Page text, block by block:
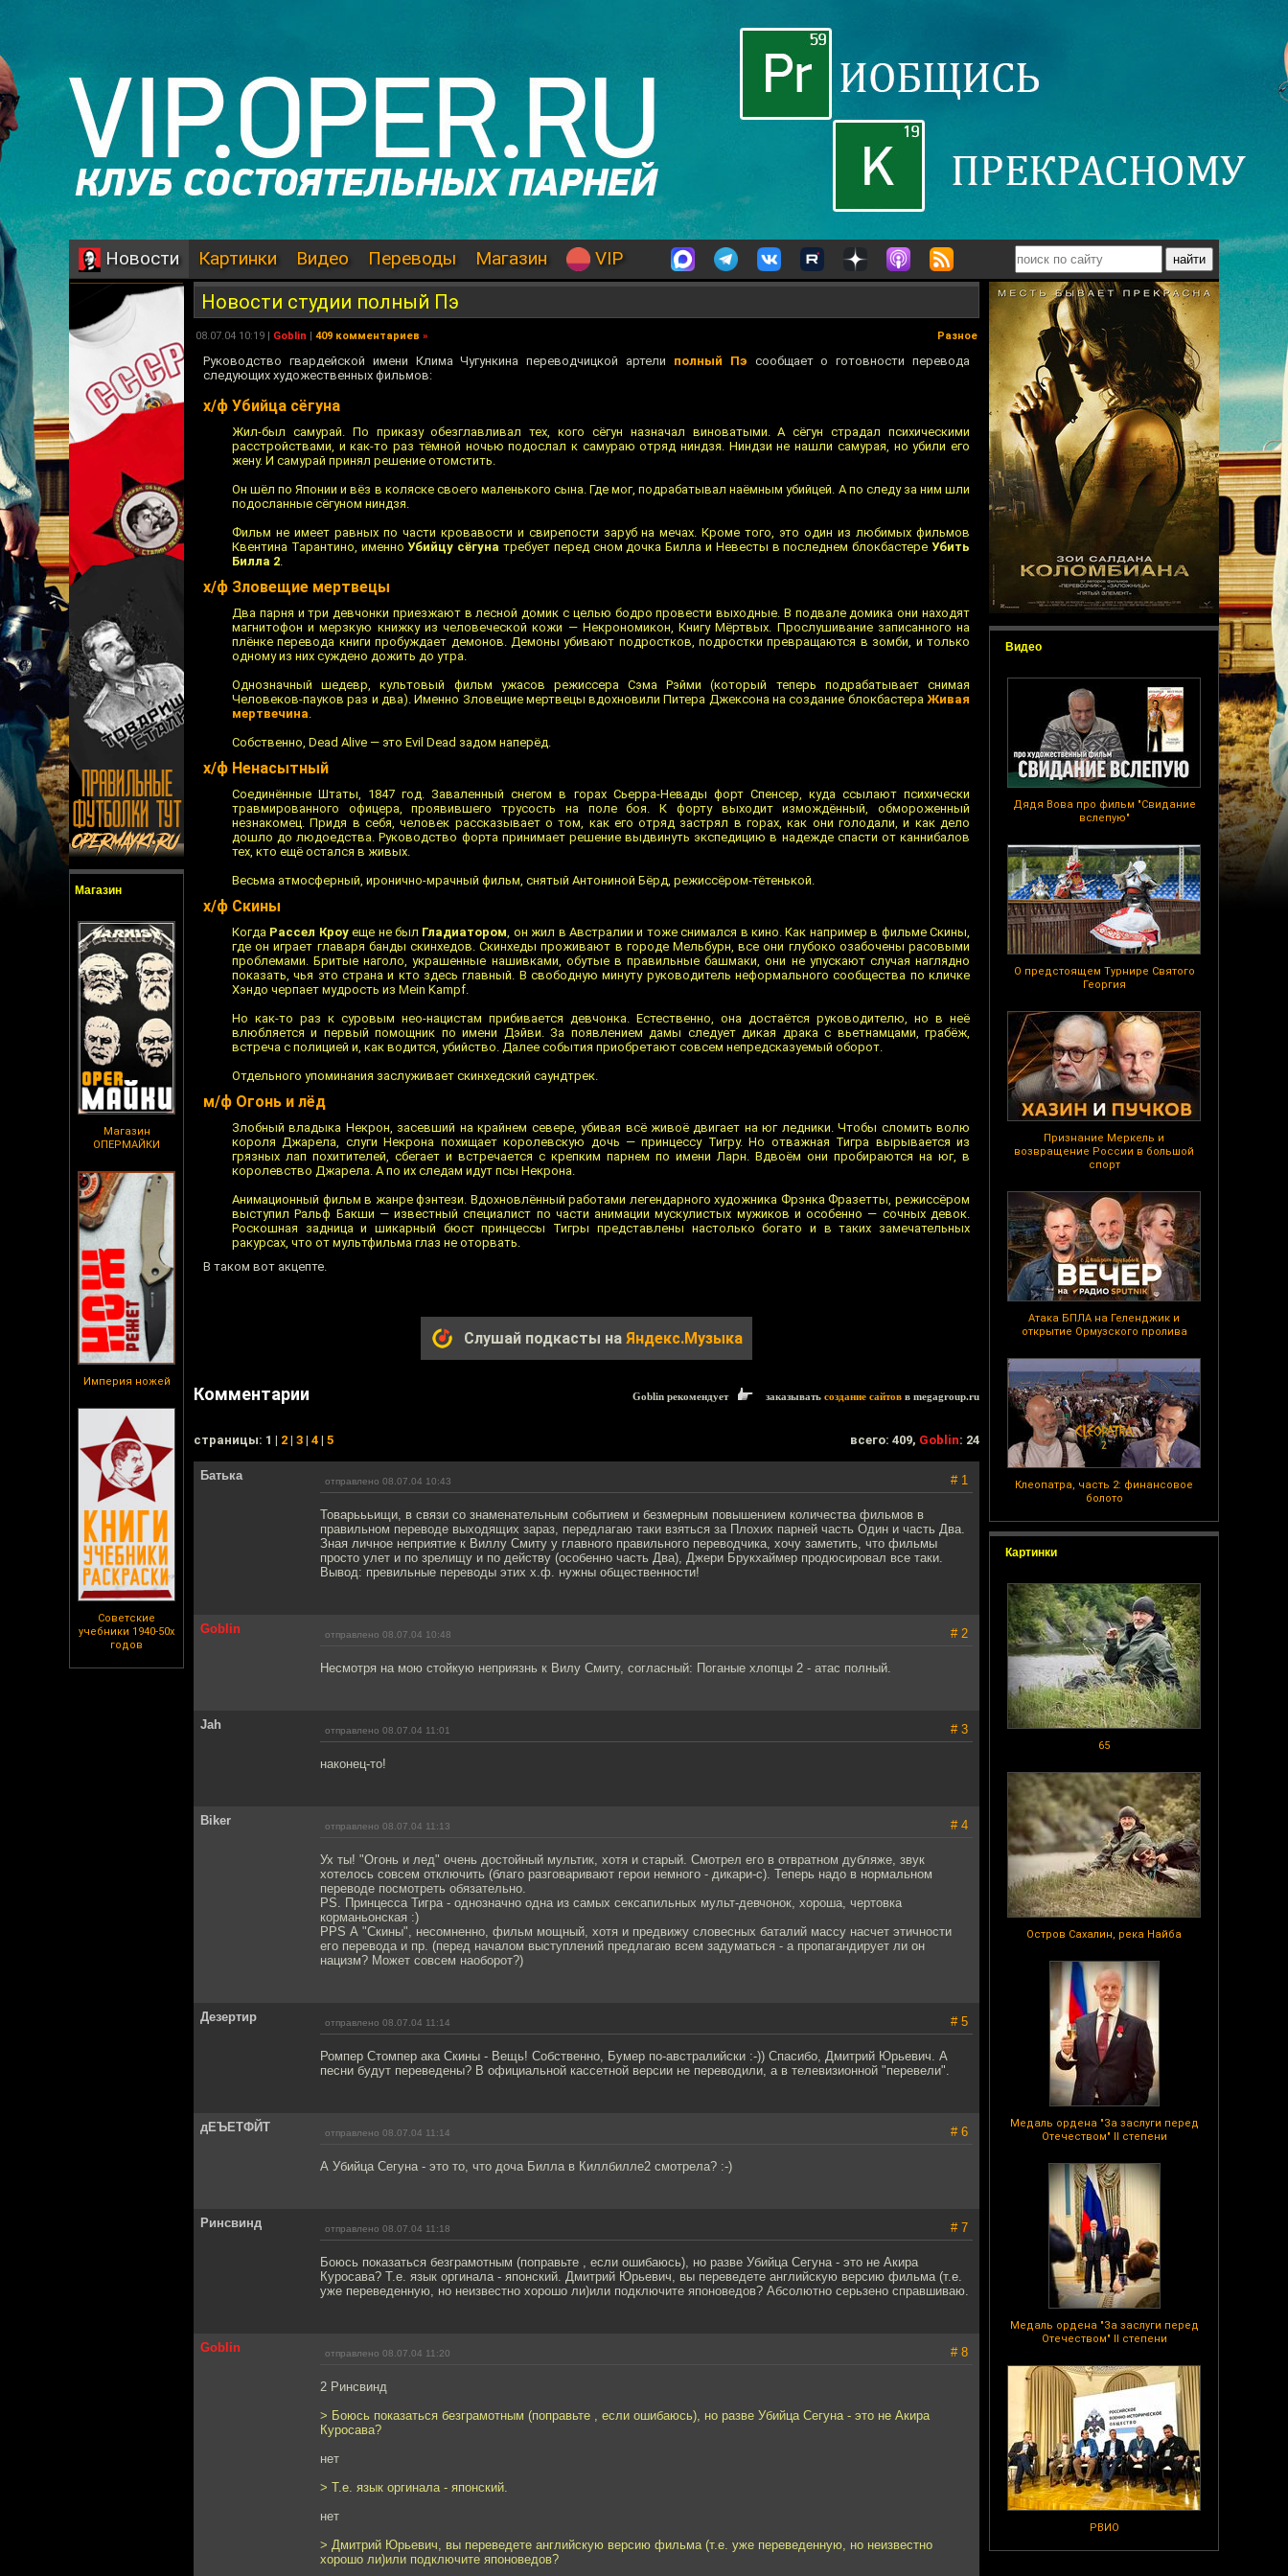
Новости Картинки Видео Переводы Магазин VIP
Магазин
Магазин
ОПЕРМАЙКИ
Империя ножей
Советские
учебники 1940-50х
годов
Видео
Дядя Вова про фильм "Свидание
вслепую"
О предстоящем Турнире Святого
Георгия
Признание Меркель и
возвращение России в большой
спорт
Атака БПЛА на Геленджик и
открытие Ормузского пролива
Клеопатра, часть 2: финансовое
болото
Картинки
65
Остров Сахалин, река Найба
Медаль ордена "За заслуги перед
Отечеством" II степени
Медаль ордена "За заслуги перед
Отечеством" II степени
РВИО
Новости студии полный Пэ
08.07.04 10:19 | Goblin | 409 комментариев » Разное
Руководство гвардейской имени Клима Чугункина переводчицкой артели полный Пэ сообщает о готовности перевода
следующих художественных фильмов:
х/ф Убийца сёгуна
Жил-был самурай. По приказу обезглавливал тех, кого сёгун назначал виноватыми. А сёгун страдал психическими
расстройствами, и как-то раз тёмной ночью подослал к самураю отряд ниндзя. Ниндзи не нашли самурая, но убили его
жену. И самурай принял решение отомстить.
Он шёл по Японии и вёз в коляске своего маленького сына. Где мог, подрабатывал наёмным убийцей. А по следу за ним шли
подосланные сёгуном ниндзя.
Фильм не имеет равных по части кровавости и свирепости заруб на мечах. Кроме того, это один из любимых фильмов
Квентина Тарантино, именноУбийцу сёгуна требует перед сном дочка Билла и Невесты в последнем блокбастереУбить
Билла 2.
х/ф Зловещие мертвецы
Два парня и три девчонки приезжают в лесной домик с целью бодро провести выходные. В подвале домика они находят
магнитофон и мерзкую книжку из человеческой кожи — Некрономикон, Книгу Мёртвых. Прослушивание записанного на
плёнке перевода книги пробуждает демонов. Демоны убивают подростков, подростки превращаются в зомби, и только
одному из них суждено дожить до утра.
Однозначный шедевр, культовый фильм ужасов режиссера Сэма Рэйми (который теперь подрабатывает снимая
Человеков-пауков раз и два). Именно Зловещие мертвецы вдохновили Питера Джексона на создание блокбастера Живая
мертвечина.
Собственно, Dead Alive — это Evil Dead задом наперёд.
х/ф Ненасытный
Соединённые Штаты, 1847 год. Заваленный снегом в горах Сьерра-Невады форт Спенсер, куда ссылают психически
травмированного офицера, проявившего трусость на поле боя. К форту выходит измождённый, обмороженный
незнакомец. Придя в себя, человек рассказывает о том, как его отряд застрял в горах, как они голодали, и как дело
дошло до людоедства. Руководство форта принимает решение выдвинуть экспедицию в надежде спасти от каннибалов
тех, кто ещё остался в живых.
Весьма атмосферный, иронично-мрачный фильм, снятый Антониной Бёрд, режиссёром-тётенькой.
х/ф Скины
Когда Рассел Кроуеще не был Гладиатором, он жил в Австралии и тоже снимался в кино. Как например в фильме Скины,
где он играет главаря банды скинхедов. Скинхеды проживают в городе Мельбурн, все они глубоко озабочены расовыми
проблемами. Бритые наголо, украшенные нашивками, обутые в правильные башмаки, они не упускают случая наглядно
показать, чья это страна и кто здесь главный. В свободную минуту руководитель неформального сообщества по кличке
Хэндо черпает мудрость из Mein Kampf.
Но как-то раз к суровым нео-нацистам прибивается девчонка. Естественно, она достаётся руководителю, но в неё
влюбляется и первый помощник по имени Дэйви. За появлением дамы следует дикая драка с вьетнамцами, грабёж,
встреча с полицией и, как водится, убийство. Далее события приобретают совсем непредсказуемый оборот.
Отдельного упоминания заслуживает скинхедский саундтрек.
м/ф Огонь и лёд
Злобный владыка Некрон, засевший на крайнем севере, убивая всё живоё двигает на юг ледники. Чтобы сломить волю
короля Джарела, слуги Некрона похищает королевскую дочь — принцессу Тигру. Но отважная Тигра вырывается из
грязных лап похитителей, сбегает и встречается с крепким парнем по имени Ларн. Вдвоём они пробираются на юг, в
королевство Джарела. А по их следам идут псы Некрона.
Анимационный фильм в жанре фэнтези. Вдохновлённый работами легендарного художника Фрэнка Фразетты, режиссёром
выступил Ральф Бакши — известный специалист по части анимации мускулистых мужиков и особенно — сочных девок.
Роскошная задница и шикарный бюст принцессы Тигры представлены настолько богато и в таких замечательных
ракурсах, что от мультфильма глаз не оторвать.
В таком вот акцепте.
Слушай подкасты на Яндекс.Музыка
Комментарии Goblin рекомендует заказывать создание сайтов в megagroup.ru
cтраницы: 1 | 2 | 3 | 4 | 5 всего: 409, Goblin: 24
Батька отправлено 08.07.04 10:43 # 1
Товарьььищи, в связи со знаменательным событием и безмерным повышением количества фильмов в
правильном переводе выходящих зараз, передлагаю таки взяться за Плохих парней часть Один и часть Два.
Зная личное неприятие к Виллу Смиту у главного правильного переводчика, хочу заметить, что фильмы
просто улет и по зрелищу и по действу (особенно часть Два), Джери Брукхаймер продюсировал все таки.
Вывод: превильные переводы этих х.ф. нужны общественности!
Goblin отправлено 08.07.04 10:48 # 2
Несмотря на мою стойкую неприязнь к Вилу Смиту, согласный: Поганые хлопцы 2 - атас полный.
Jah отправлено 08.07.04 11:01 # 3
наконец-то!
Biker отправлено 08.07.04 11:13 # 4
Ух ты! "Огонь и лед" очень достойный мультик, хотя и старый. Смотрел его в отвратном дубляже, звук
хотелось совсем отключить (благо разговаривают герои немного - дикари-с). Теперь надо в нормальном
переводе посмотреть обязательно.
PS. Принцесса Тигра - однозначно одна из самых сексапильных мульт-девчонок, хороша, чертовка
корманьонская :)
PPS А "Скины", несомненно, фильм мощный, хотя и предвижу словесных баталий массу насчет этичности
его перевода и пр. (перед началом выступлений предлагаю всем задуматься - а пропагандирует ли он
нацизм? Может совсем наоборот?)
Дезертир отправлено 08.07.04 11:14 # 5
Ромпер Стомпер ака Скины - Вещь! Собственно, Бумер по-австралийски :-)) Спасибо, Дмитрий Юрьевич. А
песни будут переведены? В официальной кассетной версии не переводили, а в телевизионной "перевели".
дЕЪЕТФЙТ отправлено 08.07.04 11:14 # 6
А Убийца Сегуна - это то, что доча Билла в Киллбилле2 смотрела? :-)
Ринсвинд отправлено 08.07.04 11:18 # 7
Боюсь показаться безграмотным (поправьте , если ошибаюсь), но разве Убийца Сегуна - это не Акира
Куросава? Т.е. язык оргинала - японский. Дмитрий Юрьевич, вы переведете английскую версию фильма (т.е.
уже переведенную, но неизвестно хорошо ли)или подключите японоведов? Абсолютно серьзено справшиваю.
Goblin отправлено 08.07.04 11:20 # 8
2 Ринсвинд
> Боюсь показаться безграмотным (поправьте , если ошибаюсь), но разве Убийца Сегуна - это не Акира
Куросава?
нет
> Т.е. язык оргинала - японский.
нет
> Дмитрий Юрьевич, вы переведете английскую версию фильма (т.е. уже переведенную, но неизвестно
хорошо ли)или подключите японоведов?